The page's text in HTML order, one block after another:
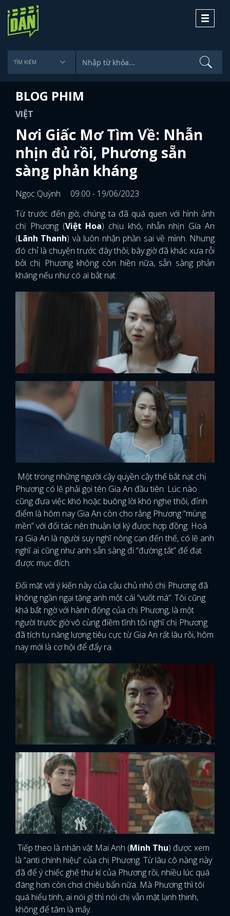
Toggle
BLOG PHIM
VIỆT
Nơi Giấc Mơ Tìm Về: Nhẫn
nhịn đủ rồi, Phương sẵn
sàng phản kháng
Ngọc Quỳnh
09:00 - 19/06/2023
Từ trước đến giờ, chúng ta đã quá quen với hình ảnh
chị Phương (Việt Hoa) chịu khó, nhẫn nhịn Gia An
(Lãnh Thanh) và luôn nhận phần sai về mình. Nhưng
đó chỉ là chuyện trước đây thôi, bây giờ đã khác xưa rỗi
bởi chị Phương không còn hiền nữa, sẵn sàng phản
kháng nếu như có ai bắt nạt.
Một trong những người cậy quyền cậy thế bắt nạt chị
Phương có lẽ phải gọi tên Gia An đầu tiên. Lúc nào
cũng đưa việc khó hoặc buông lời khó nghe thôi, đỉnh
điểm là hôm nay Gia An còn cho rằng Phương “mùng
mền” với đối tác nên thuận lợi ký được hợp đồng. Hoá
ra Gia An là người suy nghĩ nông cạn đến thế, có lẽ anh
nghĩ ai cũng như anh sẵn sàng đi “đường tắt” để đạt
được mục đích.
Đối mặt với ý kiến này của cậu chủ nhỏ chị Phương đã
không ngần ngại tặng anh một cái “vuốt má”. Tôi cũng
khá bất ngờ với hành động của chị Phương, là một
người trước giờ vô cùng điềm tĩnh tôi nghĩ chị Phương
đã tích tụ năng lượng tiêu cực từ Gia An rất lâu rồi, hôm
nay mới là cơ hội để đẩy ra.
Tiếp theo là nhân vật Mai Anh (Minh Thu) được xem
là “anti chính hiệu” của chị Phương. Từ lâu cô nàng này
đã để ý chiếc ghế thư kí của Phương rồi, nhiều lúc quá
đáng hơn còn chơi chiêu bẩn nữa. Mà Phương thì tôi
quá hiểu tính, ai nói gì thì nói chị vẫn mặt lạnh thinh,
không để tâm là mấy.